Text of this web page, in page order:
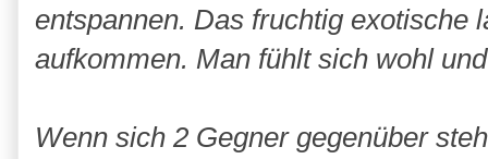
entspannen. Das fruchtig exotische
aufkommen. Man fühlt sich wohl
Wenn sich 2 Gegner gegenüber